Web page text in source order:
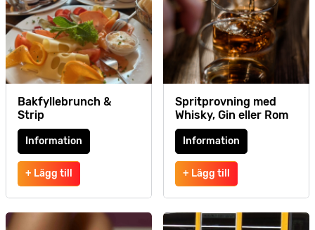
Bakfyllebrunch &
Strip
Information
+ Lägg till
Spritprovning med
Whisky, Gin eller Rom
Information
+ Lägg till